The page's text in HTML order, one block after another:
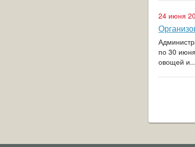
24 июня
по 30
овощей и...